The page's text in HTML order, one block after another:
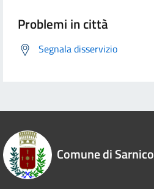
Problemi in città
Segnala disservizio
Comune di Sarnico